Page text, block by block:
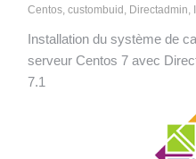
Centos,custombuid , Directadmin,
Installation du système de
serveur Centos 7 avec
7.1